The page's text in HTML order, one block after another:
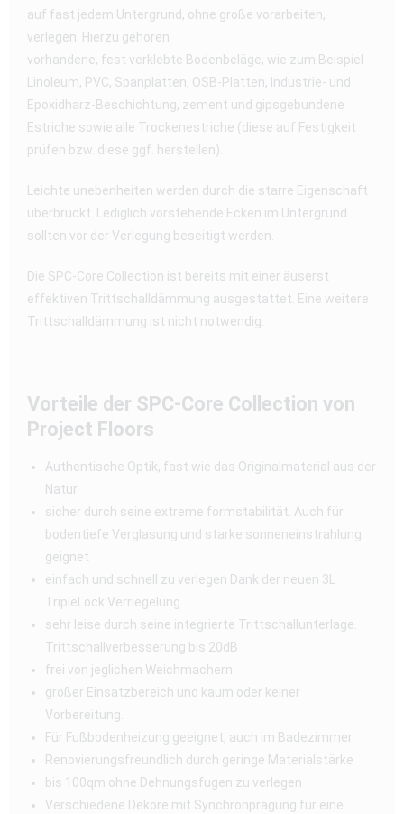
auf fast jedem Untergrund, ohne große vorarbeiten,
verlegen. Hierzu gehören
vorhandene, fest verklebte Bodenbeläge, wie zum Beispiel
Linoleum, PVC, Spanplatten, OSB-Platten, Industrie- und
Epoxidharz-Beschichtung, zement und gipsgebundene
Estriche sowie alle Trockenestriche (diese auf Festigkeit
prüfen bzw. diese ggf. herstellen).
Leichte unebenheiten werden durch die starre Eigenschaft
überbrückt. Lediglich vorstehende Ecken im Untergrund
sollten vor der Verlegung beseitigt werden.
Die SPC-Core Collection ist bereits mit einer äuserst
effektiven Trittschalldämmung ausgestattet. Eine weitere
Trittschalldämmung ist nicht notwendig.
Vorteile der SPC-Core Collection von
Project Floors
Authentische Optik, fast wie das Originalmaterial aus der
Natur
sicher durch seine extreme formstabilität. Auch für
bodentiefe Verglasung und starke sonneneinstrahlung
geignet
einfach und schnell zu verlegen Dank der neuen 3L
TripleLock Verriegelung
sehr leise durch seine integrierte Trittschallunterlage.
Trittschallverbesserung bis 20dB
frei von jeglichen Weichmachern
großer Einsatzbereich und kaum oder keiner
Vorbereitung.
Für Fußbodenheizung geeignet, auch im Badezimmer
Renovierungsfreundlich durch geringe Materialstärke
bis 100qm ohne Dehnungsfugen zu verlegen
Verschiedene Dekore mit Synchronprägung für eine